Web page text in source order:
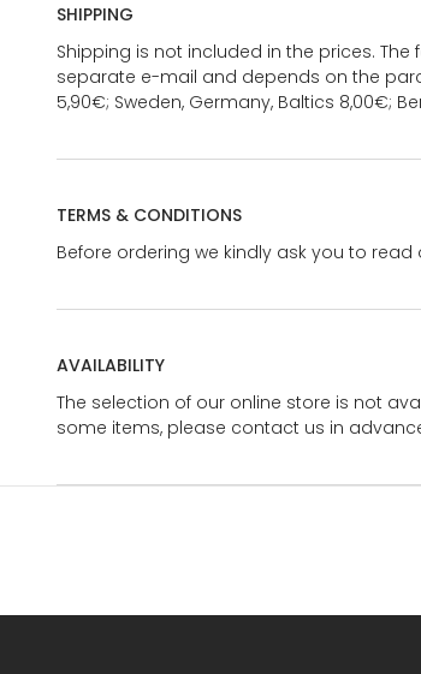
SHIPPING
Shipping is not included in the prices.
separate e-mail and depends on the
5,90€; Sweden, Germany, Baltics 8,00€;
TERMS & CONDITIONS
Before ordering we kindly ask you to
AVAILABILITY
The selection of our online store is not
some items, please contact us in